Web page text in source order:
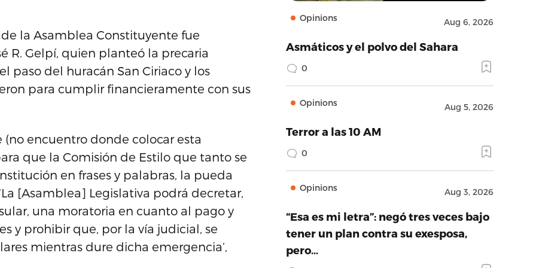
la Asamblea Constituyente fue
R. Gelpí, quien planteó la precaria
paso del huracán San Ciriaco y los
para cumplir financieramente con sus
(no encuentro donde colocar esta
que la Comisión de Estilo que tanto se
en frases y palabras, la pueda
[Asamblea] Legislativa podrá decretar,
una moratoria en cuanto al pago y
y prohibir que, por la vía judicial, se
mientras dure dicha emergencia’,
Opinions Aug 6, 2026
Asmáticos y el polvo del Sahara
0
Opinions Aug 5, 2026
Terror a las 10 AM
0
Opinions Aug 3, 2026
“Esa es mi letra”: negó tres veces bajo
tener un plan contra su exesposa,
pero…